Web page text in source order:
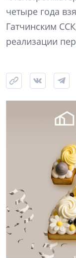
четыре года
Гатчинским
реализации